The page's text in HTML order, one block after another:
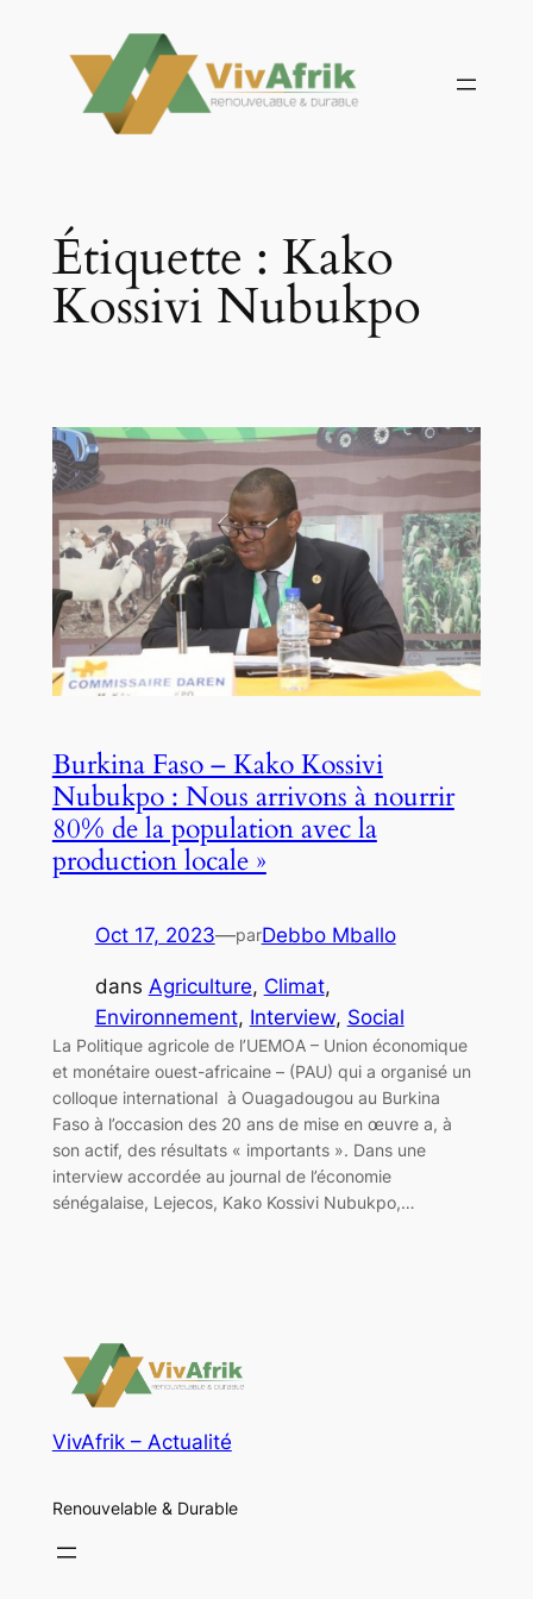
contenu
Étiquette : Kako
Kossivi Nubukpo
Burkina Faso – Kako Kossivi
Nubukpo : Nous arrivons à nourrir
80% de la population avec la
production locale »
Oct 17, 2023—parDebbo Mballo
dans Agriculture, Climat
Environnement, Interview, Social
La Politique agricole de l’UEMOA – Union économique
et monétaire ouest-africaine – (PAU) qui a organisé un
colloque international à Ouagadougou au Burkina
Faso à l’occasion des 20 ans de mise en œuvre a, à
son actif, des résultats « importants ». Dans une
interview accordée au journal de l’économie
sénégalaise, Lejecos, Kako Kossivi Nubukpo,…
VivAfrik – Actualité
Renouvelable & Durable